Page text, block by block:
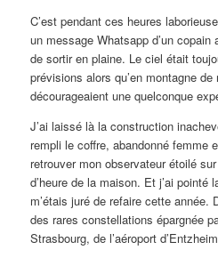
C’est pendant ces heures
un message Whatsapp d’un
de sortir en plaine. Le ciel était
prévisions alors qu’en montagne de
décourageaient une quelconque
J’ai laissé là la construction
rempli le coffre, abandonné femme
retrouver mon observateur étoilé
d’heure de la maison. Et j’ai pointé
m’étais juré de refaire cette année.
des rares constellations épargnée
Strasbourg, de l’aéroport